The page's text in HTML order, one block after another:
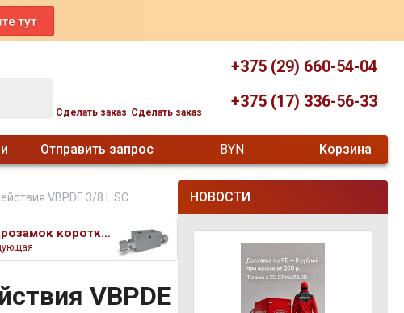
Сделать заказ Сделать заказ
+375 (29) 660-54-04
+375 (17) 336-56-33
Отправить запрос BYN Корзина
VBPDE 3/8 L SC
Гидрозамок короткий двусторонн
VBPDE
НОВОСТИ